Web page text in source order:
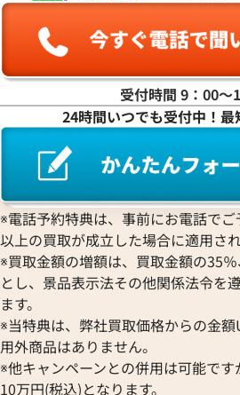
受付時間 9：00〜
24時間いつでも受付中！最
※電話予約特典は、事前にお電話で
以上の買取が成立した場合に適用され
※買取金額の増額は、買取金額の35
とし、景品表示法その他関係法令を
ます。
※当特典は、弊社買取価格からの金
用外商品はありません。
※他キャンペーンとの併用は可能で
10万円(税込)となります。